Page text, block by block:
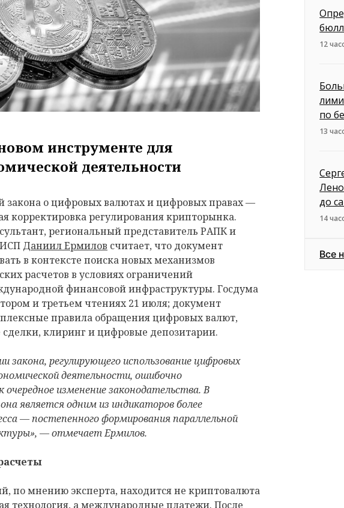
инструменте для
деятельности
закона о цифровых валютах и цифровых правах —
корректировка регулирования крипторынка.
региональный представитель РАПК и
Даниил Ермилов считает, что документ
в контексте поиска новых механизмов
расчетов в условиях ограничений
финансовой инфраструктуры. Госдума
и третьем чтениях 21 июля; документ
правила обращения цифровых валют,
клиринг и цифровые депозитарии.
закона, регулирующего использование цифровых
деятельности, ошибочно
очередное изменение законодательства. В
является одним из индикаторов более
— постепенного формирования параллельной
— отмечает Ермилов.
по мнению эксперта, находится не криптовалюта
технология, а международные платежи. После
12
по
13
до
14
Все